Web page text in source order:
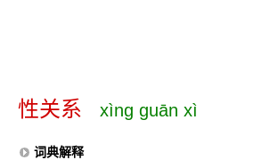
性关系 xìng guān xì
词典解释